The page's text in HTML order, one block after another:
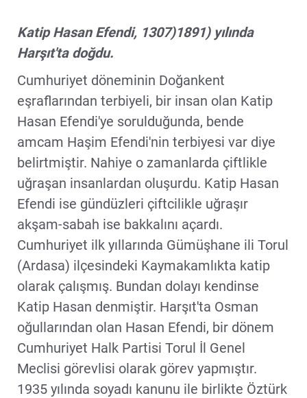
Katip Hasan Efendi, 1307)1891) yılında
Harşıt'ta doğdu.
Cumhuriyet döneminin Doğankent
eşraflarından terbiyeli, bir insan olan Katip
Hasan Efendi'ye sorulduğunda, bende
amcam Haşim Efendi'nin terbiyesi var diye
belirtmiştir. Nahiye o zamanlarda çiftlikle
uğraşan insanlardan oluşurdu. Katip Hasan
Efendi ise gündüzleri çiftcilikle uğraşır
akşam-sabah ise bakkalını açardı.
Cumhuriyet ilk yıllarında Gümüşhane ili Torul
(Ardasa) ilçesindeki Kaymakamlıkta katip
olarak çalışmış. Bundan dolayı kendinse
Katip Hasan denmiştir. Harşıt'ta Osman
oğullarından olan Hasan Efendi, bir dönem
Cumhuriyet Halk Partisi Torul İl Genel
Meclisi görevlisi olarak görev yapmıştır.
1935 yılında soyadı kanunu ile birlikte Öztürk